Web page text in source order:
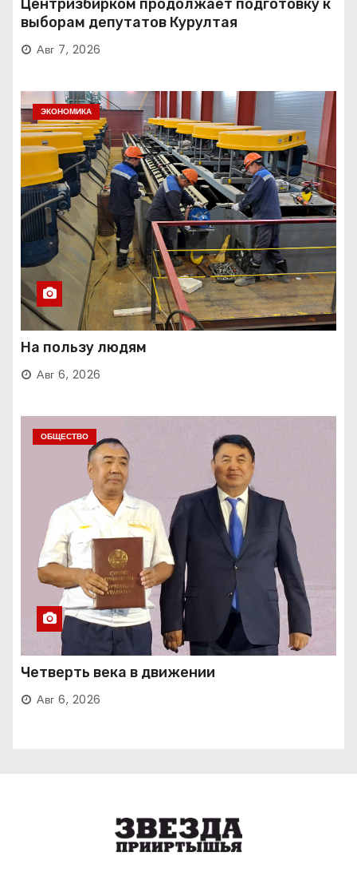
Центризбирком продолжает подготовку к
выборам депутатов Курултая
Авг 7, 2026
ЭКОНОМИКА
На пользу людям
Авг 6, 2026
ОБЩЕСТВО
Четверть века в движении
Авг 6, 2026